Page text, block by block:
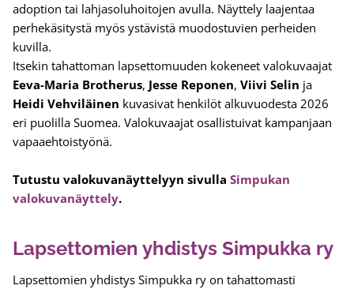
adoption tai lahjasoluhoitojen avulla. Näyttely laajentaa
perhekäsitystä myös ystävistä muodostuvien perheiden
kuvilla.
Itsekin tahattoman lapsettomuuden kokeneet valokuvaajat
Eeva-Maria Brotherus, Jesse Reponen, Viivi Selin ja
Heidi Vehviläinen kuvasivat henkilöt alkuvuodesta 2026
eri puolilla Suomea. Valokuvaajat osallistuivat kampanjaan
vapaaehtoistyönä.
Tutustu valokuvanäyttelyyn sivulla Simpukan
valokuvanäyttely.
Lapsettomien yhdistys Simpukka ry
Lapsettomien yhdistys Simpukka ry on tahattomasti